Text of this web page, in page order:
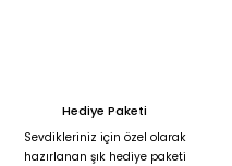
Hediye Paketi
Sevdikleriniz için özel olarak
hazırlanan şık hediye paketi